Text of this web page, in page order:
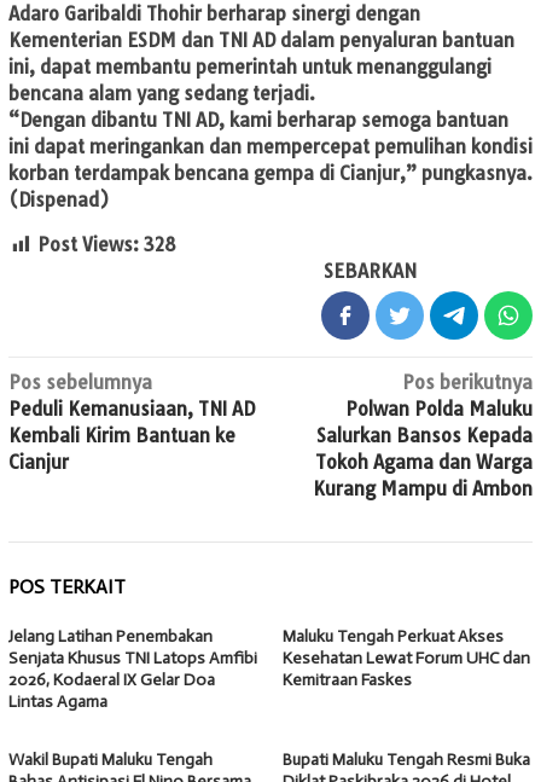
Adaro Garibaldi Thohir berharap sinergi dengan
Kementerian ESDM dan TNI AD dalam penyaluran bantuan
ini, dapat membantu pemerintah untuk menanggulangi
bencana alam yang sedang terjadi.
“Dengan dibantu TNI AD, kami berharap semoga bantuan
ini dapat meringankan dan mempercepat pemulihan kondisi
korban terdampak bencana gempa di Cianjur,” pungkasnya.
(Dispenad)
Post Views: 328
SEBARKAN
Navigasi
pos
Pos sebelumnya
Peduli Kemanusiaan, TNI AD
Kembali Kirim Bantuan ke
Cianjur
Pos berikutnya
Polwan Polda Maluku
Salurkan Bansos Kepada
Tokoh Agama dan Warga
Kurang Mampu di Ambon
POS TERKAIT
Jelang Latihan Penembakan
Senjata Khusus TNI Latops Amfibi
2026, Kodaeral IX Gelar Doa
Lintas Agama
Maluku Tengah Perkuat Akses
Kesehatan Lewat Forum UHC dan
Kemitraan Faskes
Wakil Bupati Maluku Tengah
Bupati Maluku Tengah Resmi Buka